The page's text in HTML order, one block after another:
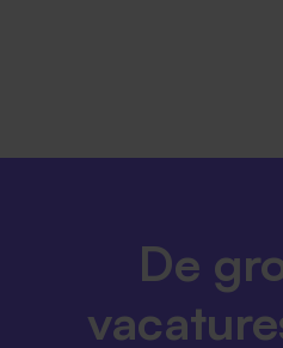
De